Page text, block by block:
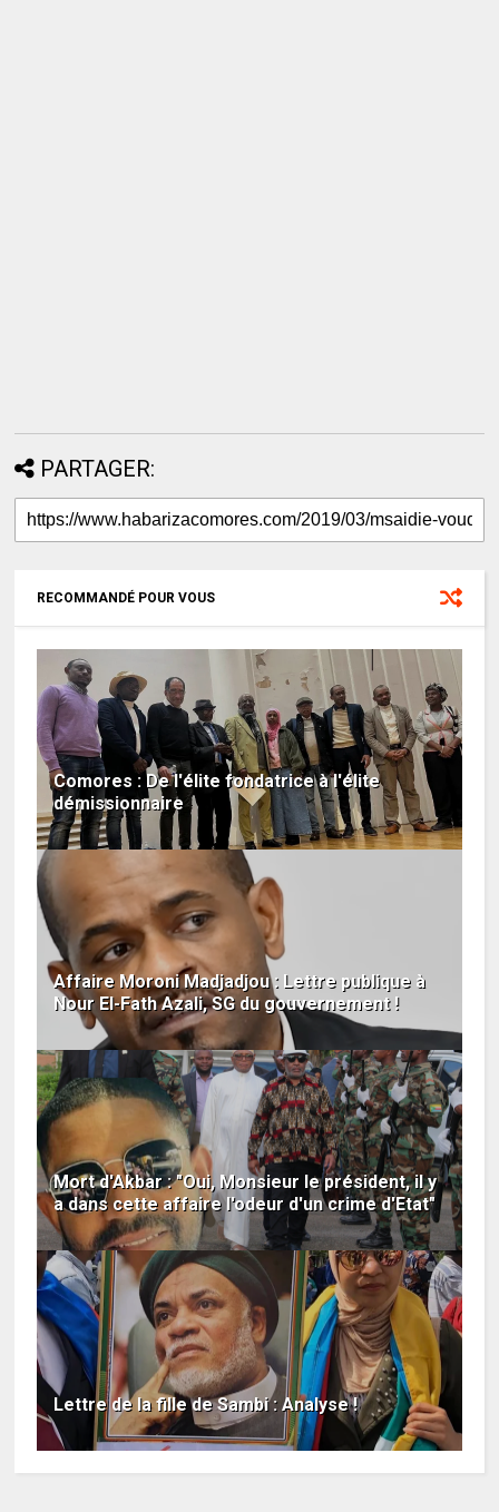
PARTAGER:
RECOMMANDÉ POUR VOUS
Comores : De l'élite fondatrice à l'élite
démissionnaire
Affaire Moroni Madjadjou : Lettre publique à
Nour El-Fath Azali, SG du gouvernement !
Mort d'Akbar : "Oui, Monsieur le président, il y
a dans cette affaire l'odeur d'un crime d'Etat"
Lettre de la fille de Sambi : Analyse !